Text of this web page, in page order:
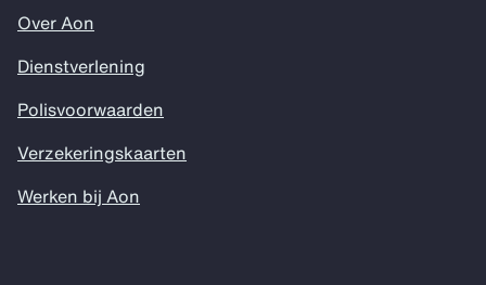
Over Aon
Dienstverlening
Polisvoorwaarden
Verzekeringskaarten
Werken bij Aon